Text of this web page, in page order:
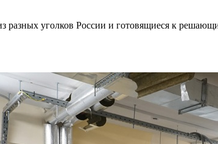
уголков России и готовящиеся к